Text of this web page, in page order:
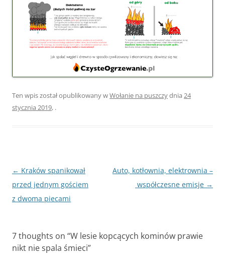
Ten wpis został opublikowany wWołanie na puszczydnia 24
stycznia 2019, .
Zobacz
wpisy
← Kraków spanikował
przed jednym gościem
z dwoma piecami
Auto, kotłownia, elektrownia –
współczesne emisje →
7 thoughts on “W lesie kopcących kominów prawie
nikt nie spala śmieci”